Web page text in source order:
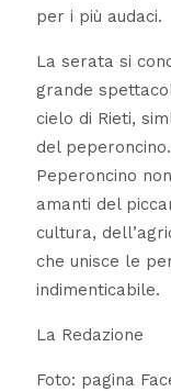
per i più audaci.
La serata si
grande
cielo di Rieti,
del
Peperoncino
amanti del
cultura,
che unisce le
indimenticabile.
La Redazione
Foto: pagina